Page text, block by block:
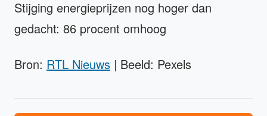
Stijging energieprijzen nog hoger dan
gedacht: 86 procent omhoog
Bron: RTL Nieuws | Beeld: Pexels